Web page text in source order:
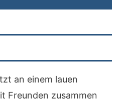
an einem lauen
Freunden zusammen